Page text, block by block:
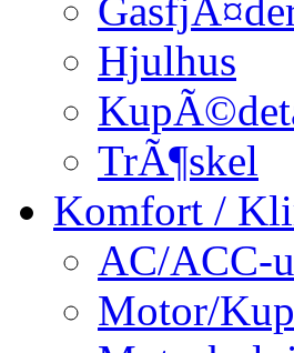
Hjulhus
TrÃ¶skel
Komfort /
AC/ACC-
Motor/